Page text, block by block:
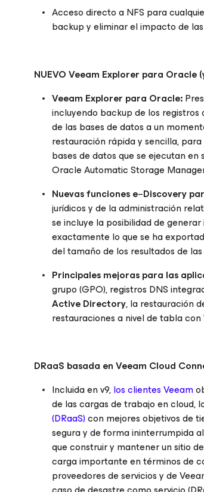
Acceso directo a NFS para
backup y eliminar el impacto de
NUEVO Veeam Explorer para Oracle
Veeam Explorer para Oracle:
incluyendo backup de los
de las bases de datos a un
restauración rápida y sencilla,
bases de datos que se ejecutan
Oracle Automatic Storage
Nuevas funciones e–Discovery
jurídicos y de la administración
se incluye la posibilidad de
exactamente lo que se ha
del tamaño de los resultados de
Principales mejoras para las
grupo (GPO), registros DNS
Active Directory, la restauración
restauraciones a nivel de tabla con
DRaaS basada en Veeam Cloud
Incluida en v9,los clientes Veeam
de las cargas de trabajo en cloud,
(DRaaS)con mejores objetivos de
segura y de forma ininterrumpida
que construir y mantener un sitio
carga importante en términos de
proveedores de servicios y de